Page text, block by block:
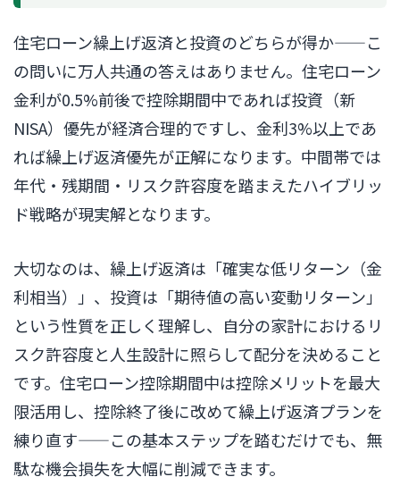
住宅ローン繰上げ返済と投資のどちらが得か——こ
の問いに万人共通の答えはありません。住宅ローン
金利が0.5%前後で控除期間中であれば投資（新
NISA）優先が経済合理的ですし、金利3%以上であ
れば繰上げ返済優先が正解になります。中間帯では
年代・残期間・リスク許容度を踏まえたハイブリッ
ド戦略が現実解となります。
大切なのは、繰上げ返済は「確実な低リターン（金
利相当）」、投資は「期待値の高い変動リターン」
という性質を正しく理解し、自分の家計におけるリ
スク許容度と人生設計に照らして配分を決めること
です。住宅ローン控除期間中は控除メリットを最大
限活用し、控除終了後に改めて繰上げ返済プランを
練り直す——この基本ステップを踏むだけでも、無
駄な機会損失を大幅に削減できます。